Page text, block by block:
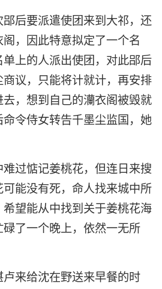
后要派遣使团来到大祁，还
，因此特意拟定了一个名
上的人派出使团，对此郘后
议，只能将计就计，再安排
，想到自己的灡衣阁被毁就
令侍女转告千墨尘监国，她
过惦记姜桃花，但连日来搜
能没有死，命人找来城中所
望能从中找到关于姜桃花海
了一个晚上，依然一无所
来给沈在野送来早餐的时